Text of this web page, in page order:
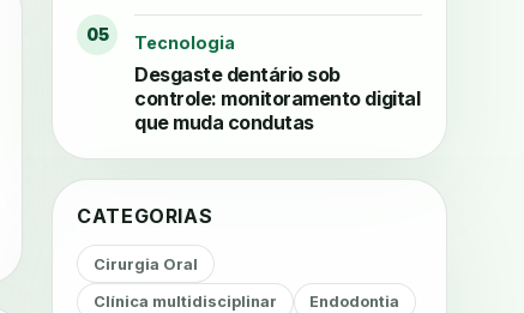
05 Tecnologia
Desgaste dentário sob
controle: monitoramento digital
que muda condutas
CATEGORIAS
Cirurgia Oral
Clínica multidisciplinar Endodontia